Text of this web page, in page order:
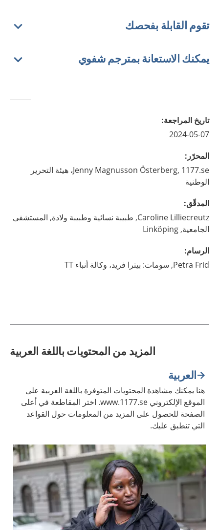
تقوم القابلة بفحصك
يمكنك الاستعانة بمترجم شفوي
تاريخ المراجعة:
2024-05-07
المحرّر :
Jenny Magnusson Österberg,
1177.se، هيئة التحرير
الوطنية
المدقّق:
Caroline Lilliecreutz, طبيبة نسائية وطبيبة ولادة, المستشفى
الجامعية, Linköping
الرسام:
Petra Frid, سومات: بيترا فريد، وكالة أنباء TT
المزيد من المحتويات باللغة العربية
العربية
هنا يمكنك مشاهدة المحتويات المتوفرة باللغة العربية على
الموقع الإلكتروني www.1177.se. اختر المقاطعة في أعلى
الصفحة للحصول على المزيد من المعلومات حول القواعد
التي تنطبق عليك.